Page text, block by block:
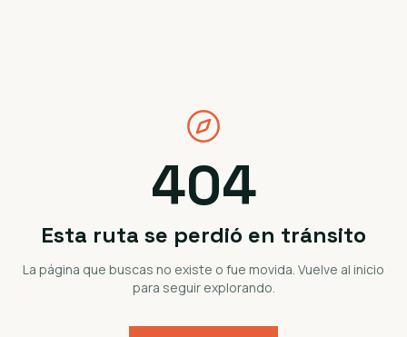
404
Esta ruta se perdió en tránsito
La página que buscas no existe o fue movida. Vuelve al inicio
para seguir explorando.